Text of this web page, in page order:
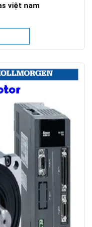
việt nam